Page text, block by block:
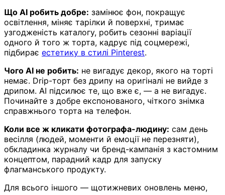
Що AI робить добре: замінює фон, покращує
освітлення, міняє тарілки й поверхні, тримає
узгодженість каталогу, робить сезонні варіації
одного й того ж торта, кадрує під соцмережі,
підбирає естетику в стилі Pinterest.
Чого AI не робить: не вигадує декор, якого на торті
немає. Drip-торт без дрипу на оригіналі не вийде з
дрипом. AI підсилює те, що вже є, — а не вигадує.
Починайте з добре експонованого, чіткого знімка
справжнього торта на телефон.
Коли все ж кликати фотографа-людину: сам день
весілля (людей, моменти й емоції не перезняти),
обкладинка журналу чи бренд-кампанія з кастомним
концептом, парадний кадр для запуску
флагманського продукту.
Для всього іншого — щотижневих оновлень меню,